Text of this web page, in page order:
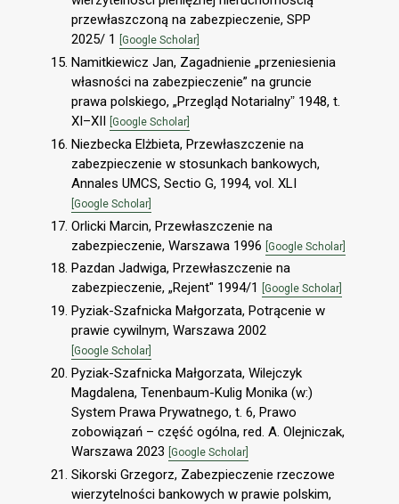
przewłaszczoną na zabezpieczenie, SPP
2025/ 1
[Google Scholar]
Namitkiewicz Jan, Zagadnienie „przeniesienia
własności na zabezpieczenie” na gruncie
prawa polskiego, „Przegląd Notarialnyˮ 1948, t.
XI–XII [Google Scholar]
Niezbecka Elżbieta, Przewłaszczenie na
zabezpieczenie w stosunkach bankowych,
Annales UMCS, Sectio G, 1994, vol. XLI
[Google Scholar]
Orlicki Marcin, Przewłaszczenie na
zabezpieczenie, Warszawa 1996 [Google Scholar]
Pazdan Jadwiga, Przewłaszczenie na
zabezpieczenie, „Rejent" 1994/1
[Google Scholar]
Pyziak-Szafnicka Małgorzata, Potrącenie w
prawie cywilnym, Warszawa 2002
[Google Scholar]
Pyziak-Szafnicka Małgorzata, Wilejczyk
Magdalena, Tenenbaum-Kulig Monika (w:)
System Prawa Prywatnego, t. 6, Prawo
zobowiązań – część ogólna, red. A. Olejniczak,
Warszawa 2023 [Google Scholar]
Sikorski Grzegorz, Zabezpieczenie rzeczowe
wierzytelności bankowych w prawie polskim,